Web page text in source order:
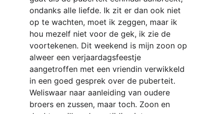
ondanks alle liefde. Ik zit er dan ook niet
op te wachten, moet ik zeggen, maar ik
hou mezelf niet voor de gek, ik zie de
voortekenen. Dit weekend is mijn zoon op
alweer een verjaardagsfeestje
aangetroffen met een vriendin verwikkeld
in een goed gesprek over de puberteit.
Weliswaar naar aanleiding van oudere
broers en zussen, maar toch. Zoon en